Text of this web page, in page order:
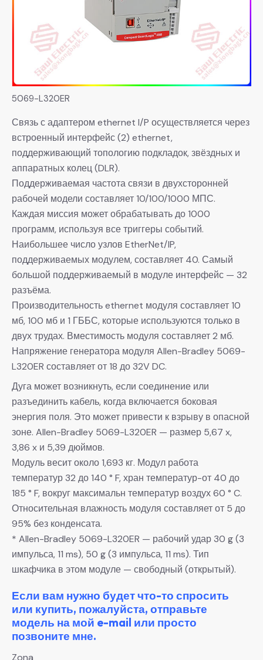
5069-L320ER
Связь с адаптером ethernet I/P осуществляется через
встроенный интерфейс (2) ethernet,
поддерживающий топологию подкладок, звёздных и
аппаратных колец (DLR).
Поддерживаемая частота связи в двухсторонней
рабочей модели составляет 10/100/1000 МПС.
Каждая миссия может обрабатывать до 1000
программ, используя все триггеры событий.
Наибольшее число узлов EtherNet/IP,
поддерживаемых модулем, составляет 40. Самый
большой поддерживаемый в модуле интерфейс — 32
разъёма.
Производительность ethernet модуля составляет 10
мб, 100 мб и 1 ГББС, которые используются только в
двух трудах. Вместимость модуля составляет 2 мб.
Напряжение генератора модуля Allen-Bradley 5069-
L320ER составляет от 18 до 32V DC.
Дуга может возникнуть, если соединение или
разъединить кабель, когда включается боковая
энергия поля. Это может привести к взрыву в опасной
зоне. Allen-Bradley 5069-L320ER — размер 5,67 x,
3,86 x и 5,39 дюймов.
Модуль весит около 1,693 кг. Модул работа
температур 32 до 140 ° F, хран температур-от 40 до
185 ° F, вокруг максимальн температур воздух 60 ° C.
Относительная влажность модуля составляет от 5 до
95% без конденсата.
* Allen-Bradley 5069-L320ER — рабочий удар 30 g (3
импульса, 11 ms), 50 g (3 импульса, 11 ms). Тип
шкафчика в этом модуле — свободный (открытый).
Если вам нужно будет что-то спросить
или купить, пожалуйста, отправьте
модель на мой e-mail или просто
позвоните мне.
Zona